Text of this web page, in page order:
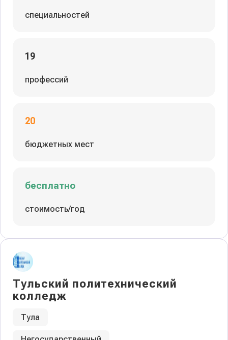
специальностей
19
профессий
20
бюджетных мест
бесплатно
стоимость/год
Тульский политехнический
колледж
Тула